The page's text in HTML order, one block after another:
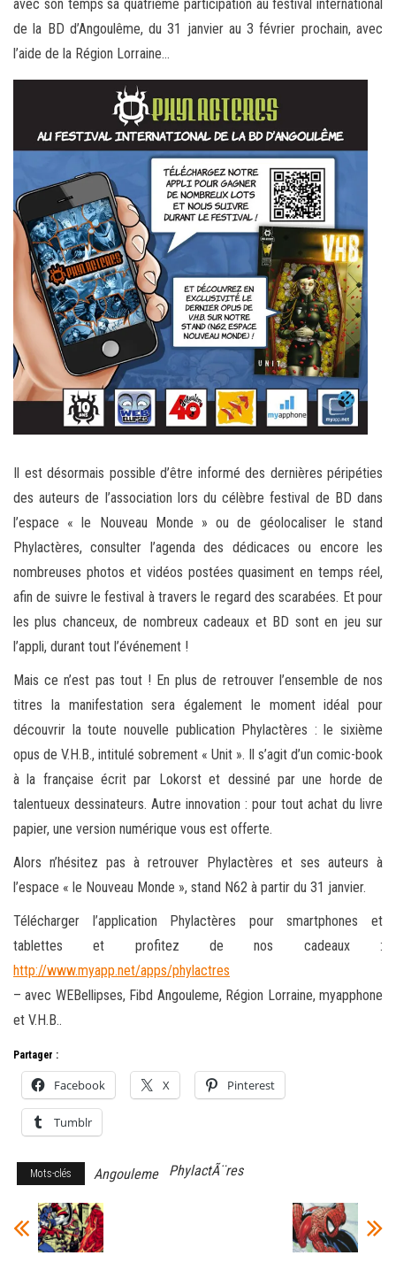
avec son temps sa quatrième participation au festival international
de la BD d’Angoulême, du 31 janvier au 3 février prochain, avec
l’aide de la Région Lorraine…
Il est désormais possible d’être informé des dernières péripéties
des auteurs de l’association lors du célèbre festival de BD dans
l’espace « le Nouveau Monde » ou de géolocaliser le stand
Phylactères, consulter l’agenda des dédicaces ou encore les
nombreuses photos et vidéos postées quasiment en temps réel,
afin de suivre le festival à travers le regard des scarabées. Et pour
les plus chanceux, de nombreux cadeaux et BD sont en jeu sur
l’appli, durant tout l’événement !
Mais ce n’est pas tout ! En plus de retrouver l’ensemble de nos
titres la manifestation sera également le moment idéal pour
découvrir la toute nouvelle publication Phylactères : le sixième
opus de V.H.B., intitulé sobrement « Unit ». Il s’agit d’un comic-book
à la française écrit par Lokorst et dessiné par une horde de
talentueux dessinateurs. Autre innovation : pour tout achat du livre
papier, une version numérique vous est offerte.
Alors n’hésitez pas à retrouver Phylactères et ses auteurs à
l’espace « le Nouveau Monde », stand N62 à partir du 31 janvier.
Télécharger l’application Phylactères pour smartphones et
tablettes et profitez de nos cadeaux :
http://www.myapp.net/apps/phylactres
– avec WEBellipses, Fibd Angouleme, Région Lorraine, myapphone
et V.H.B..
Partager :
Facebook X Pinterest
Tumblr
Mots-clés Angouleme PhylactÃ¨res